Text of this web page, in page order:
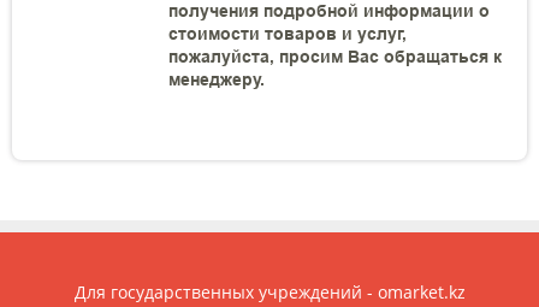
получения подробной информации о
стоимости товаров и услуг,
пожалуйста, просим Вас обращаться к
менеджеру.
Для государственных учреждений - omarket.kz